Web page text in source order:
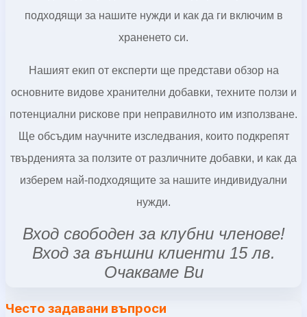
подходящи за нашите нужди и как да ги включим в
храненето си.
Нашият екип от експерти ще представи обзор на
основните видове хранителни добавки, техните ползи и
потенциални рискове при неправилното им използване.
Ще обсъдим научните изследвания, които подкрепят
твърденията за ползите от различните добавки, и как да
изберем най-подходящите за нашите индивидуални
нужди.
Вход свободен за клубни членове!
Вход за външни клиенти 15 лв.
Очакваме Ви
Често задавани въпроси